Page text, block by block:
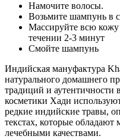
Намочите волосы.
Возьмите шампунь в
Массируйте всю
течении 2-3 минут
Смойте шампунь
Индийская мануфактура
натурального домашнего
традиций и аутентичности
косметики Хади
редкие индийские травы,
текстах, которые
лечебными качествами.